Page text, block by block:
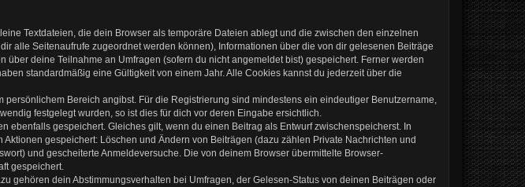
Textdateien, die dein Browser als temporäre Dateien ablegt und die zwischen den einzelnen
alle Seitenaufrufe zugeordnet werden können), Informationen über die von dir gelesenen Beiträge
deine Teilnahme an Umfragen (sofern du nicht angemeldet bist) gespeichert. Ferner werden
standardmäßig eine Gültigkeit von einem Jahr. Alle Cookies kannst du jederzeit über die
Bereich angibst. Für die Registrierung sind mindestens ein eindeutiger Benutzername,
festgelegt wurden, so ist dies für dich vor deren Eingabe ersichtlich.
gespeichert. Gleiches gilt, wenn du einen Beitrag als Entwurf zwischenspeicherst. In
gespeichert: Löschen und Ändern von Beiträgen (dazu zählen Private Nachrichten und
und gescheiterte Anmeldeversuche. Die von deinem Browser übermittelte Browser-
gespeichert.
gehören dein Abstimmungsverhalten bei Umfragen, der Gelesen-Status von deinen Beiträgen oder